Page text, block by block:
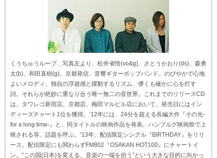
くうちゅうループ…写真左より、松井省悟(vo&g)、さとうかおり(ds)、森勇
太(b)、和田直樹(g)。京都発信、音響ギターポップバンド。のびやかで心地
よいメロディ、独自の浮遊感と躍動するリズム、儚くも確かに心を灯す
詞。それらが絶妙に重なり合う唯一無二の音世界。これまでのリリースCD
は、タワレコ新宿店、京都店、梅田マルビル店において、発売日にはイン
ディーズチャート1位を獲得。’12年には、24分を超える長編大作『その光-
for a long time-』と、同タイトルの映画作品を発表。ハンブルグ映画祭で上
映される等、話題を呼ぶ。’13年、配信限定シングル『BIRTHDAY』をリリ
ース。配信限定にも関わらずFM802『OSAKAN HOT100』にチャートイ
ン。“この国(日本)を変える、音楽の一端を担う”という大きな目的に向かっ